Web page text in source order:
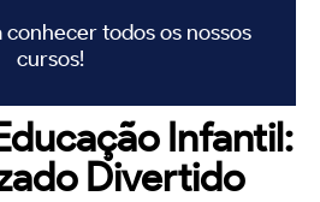
conhecer todos os nossos
cursos!
Infantil:
Divertido